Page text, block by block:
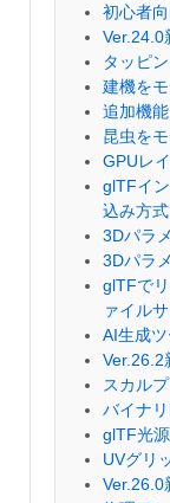
初心者
Ver.24.0
タッピ
建機を
追加機能
昆虫を
GPUレ
glTFイ
込み方
3Dパラ
3Dパラ
glTFで
ァイル
AI生成
Ver.26.2
スカルプ
バイナ
glTF光
UVグリ
Ver.26.0